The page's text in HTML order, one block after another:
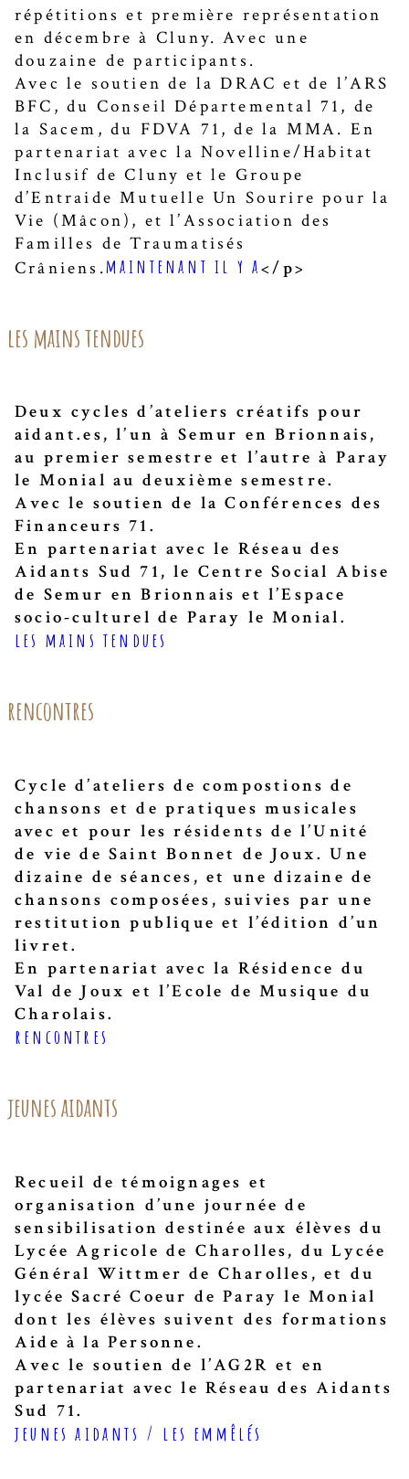
répétitions et première représentation
en décembre à Cluny. Avec une
douzaine de participants.
Avec le soutien de la DRAC et de l’ARS
BFC, du Conseil Départemental 71, de
la Sacem, du FDVA 71, de la MMA. En
partenariat avec la Novelline/Habitat
Inclusif de Cluny et le Groupe
d’Entraide Mutuelle Un Sourire pour la
Vie (Mâcon), et l’Association des
Familles de Traumatisés
Crâniens.maintenant il y a</p>
les mains tendues
Deux cycles d’ateliers créatifs pour
aidant.es, l’un à Semur en Brionnais,
au premier semestre et l’autre à Paray
le Monial au deuxième semestre.
Avec le soutien de la Conférences des
Financeurs 71.
En partenariat avec le Réseau des
Aidants Sud 71, le Centre Social Abise
de Semur en Brionnais et l’Espace
socio-culturel de Paray le Monial.
les mains tendues
rencontres
Cycle d’ateliers de compostions de
chansons et de pratiques musicales
avec et pour les résidents de l’Unité
de vie de Saint Bonnet de Joux. Une
dizaine de séances, et une dizaine de
chansons composées, suivies par une
restitution publique et l’édition d’un
livret.
En partenariat avec la Résidence du
Val de Joux et l’Ecole de Musique du
Charolais.
rencontres
jeunes aidants
Recueil de témoignages et
organisation d’une journée de
sensibilisation destinée aux élèves du
Lycée Agricole de Charolles, du Lycée
Général Wittmer de Charolles, et du
lycée Sacré Coeur de Paray le Monial
dont les élèves suivent des formations
Aide à la Personne.
Avec le soutien de l’AG2R et en
partenariat avec le Réseau des Aidants
Sud 71.
jeunes aidants / les emmêlés